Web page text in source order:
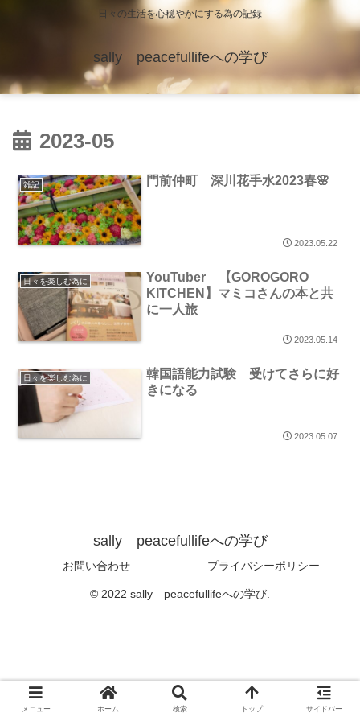
日々の生活を心穏やかにする為の記録
sally peacefullifeへの学び
2023-05
雑記 門前仲町 深川花手水2023春🌸
2023.05.22
日々を楽しむ為に
YouTuber 【GOROGORO
KITCHEN】マミコさんの本と共
に一人旅
2023.05.14
日々を楽しむ為に
韓国語能力試験 受けてさらに好
きになる
2023.05.07
sally peacefullifeへの学び
お問い合わせ プライバシーポリシー
© 2022 sally peacefullifeへの学び.
メニュー ホーム 検索 トップ サイドバー